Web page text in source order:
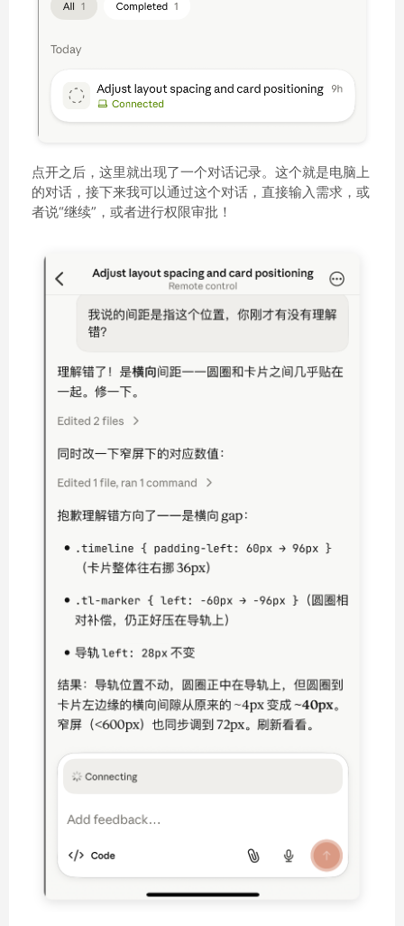
点开之后，这里就出现了一个对话记录。这个就是电脑上
的对话，接下来我可以通过这个对话，直接输入需求，或
者说“继续”，或者进行权限审批！